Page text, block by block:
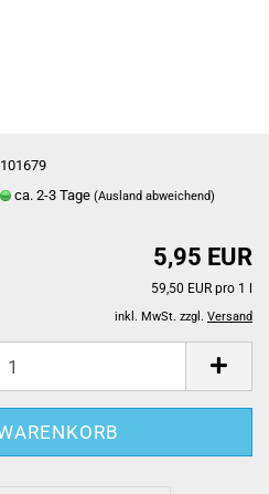
101679
ca. 2-3 Tage(Ausland abweichend)
5,95 EUR
59,50 EUR pro 1 l
inkl. MwSt. zzgl. Versand